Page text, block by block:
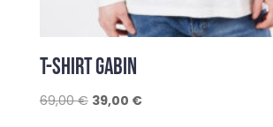
T-SHIRT GABIN
69,00€ Le
39,00 €Le